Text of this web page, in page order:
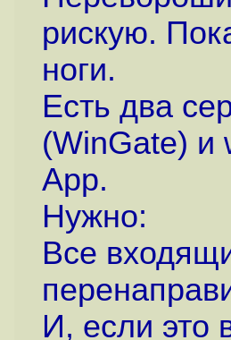
рискую.
ноги.
Есть два
(WinGate) и
App.
Нужно:
Все
И, если это